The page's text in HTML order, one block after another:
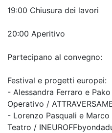
19:00 Chiusura dei lavori
20:00 Aperitivo
Partecipano al convegno:
Festival e progetti europei:
- Alessandra Ferraro e
Operativo /
- Lorenzo Pasquali e
Teatro /